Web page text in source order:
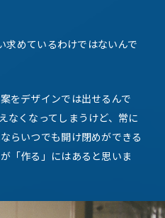
求めているわけではないんで
をデザインでは出せるんで
なくなってしまうけど、常に
らいつでも開け閉めができる
「作る」にはあると思いま